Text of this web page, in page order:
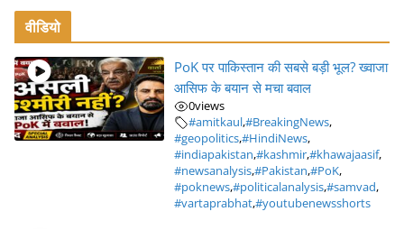
वीडियो
PoK पर पाकिस्तान की सबसे बड़ी भूल? ख्वाजा
आसिफ के बयान से मचा बवाल
0views
#amitkaul,#BreakingNews,
#geopolitics,#HindiNews,
#indiapakistan,#kashmir,#khawajaasif,
#newsanalysis,#Pakistan,#PoK,
#poknews,#politicalanalysis,#samvad,
#vartaprabhat,#youtubenewsshorts